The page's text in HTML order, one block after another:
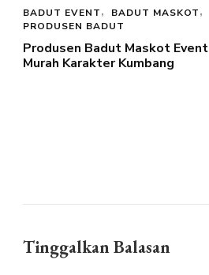
BADUT EVENT
BADUT MASKOT
PRODUSEN BADUT
Produsen Badut Maskot Event
Murah Karakter Kumbang
Tinggalkan Balasan